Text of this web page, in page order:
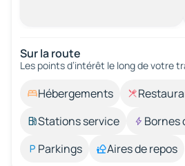
Sur la route
Les points d’intérêt le long de votre
Hébergements
Stations service
Bornes
Parkings
Aires de repos